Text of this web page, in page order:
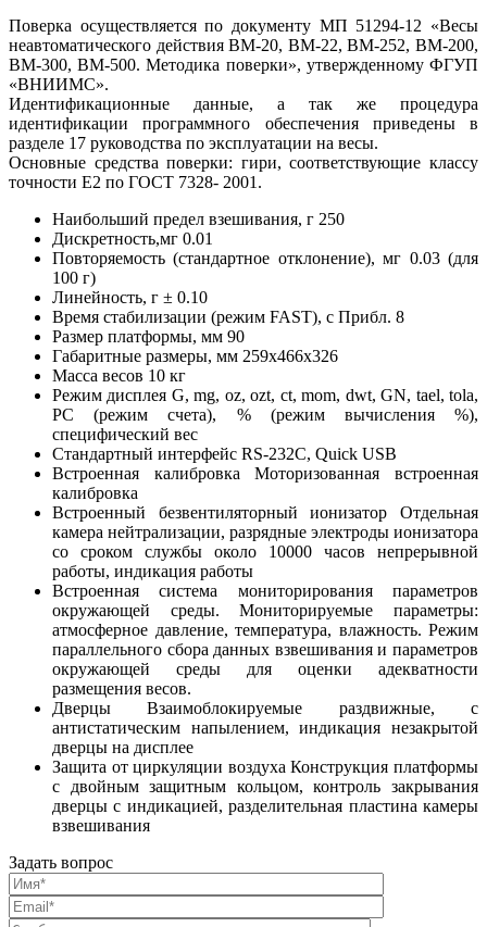
Поверка осуществляется по документу МП 51294-12 «Весы
неавтоматического действия BM-20, BM-22, BM-252, BM-200,
BM-300, BM-500. Методика поверки», утвержденному ФГУП
«ВНИИМС».
Идентификационные данные, а так же процедура
идентификации программного обеспечения приведены в
разделе 17 руководства по эксплуатации на весы.
Основные средства поверки: гири, соответствующие классу
точности Е2 по ГОСТ 7328- 2001.
Наибольший предел взешивания, г 250
Дискретность,мг 0.01
Повторяемость (стандартное отклонение), мг 0.03 (для
100 г)
Линейность, г ± 0.10
Время стабилизации (режим FAST), с Прибл. 8
Размер платформы, мм 90
Габаритные размеры, мм 259х466х326
Масса весов 10 кг
Режим дисплея G, mg, oz, ozt, ct, mom, dwt, GN, tael, tola,
PC (режим счета), % (режим вычисления %),
специфический вес
Стандартный интерфейс RS-232C, Quick USB
Встроенная калибровка Моторизованная встроенная
калибровка
Встроенный безвентиляторный ионизатор Отдельная
камера нейтрализации, разрядные электроды ионизатора
со сроком службы около 10000 часов непрерывной
работы, индикация работы
Встроенная система мониторирования параметров
окружающей среды. Мониторируемые параметры:
атмосферное давление, температура, влажность. Режим
параллельного сбора данных взвешивания и параметров
окружающей среды для оценки адекватности
размещения весов.
Дверцы Взаимоблокируемые раздвижные, с
антистатическим напылением, индикация незакрытой
дверцы на дисплее
Защита от циркуляции воздуха Конструкция платформы
с двойным защитным кольцом, контроль закрывания
дверцы с индикацией, разделительная пластина камеры
взвешивания
Задать вопрос